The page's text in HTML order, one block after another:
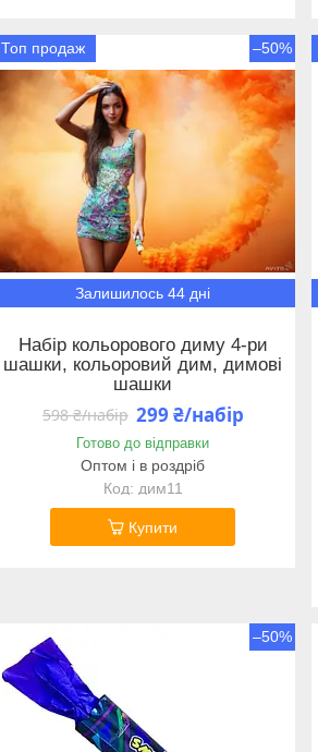
Топ продаж –50%
Залишилось 44 дні
Набір кольорового диму 4-ри
шашки, кольоровий дим, димові
шашки
598 ₴/набір 299 ₴/набір
Готово до відправки
Оптом і в роздріб
дим11
Купити
–50%